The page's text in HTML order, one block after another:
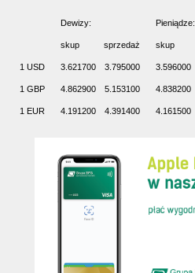
Dewizy: Pieniądze:
skup sprzedaż skup
1 USD 3.621700 3.795000 3.596000
1 GBP 4.862900 5.153100 4.838200
1 EUR 4.191200 4.391400 4.161500